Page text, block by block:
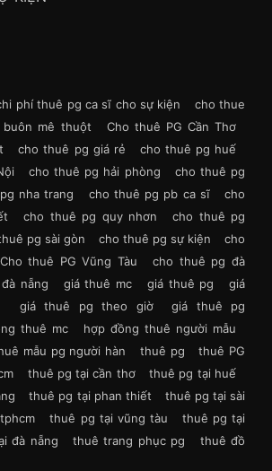
phí thuê pg ca sĩ cho sự kiện
cho thue
mê thuột
Cho thuê PG Cần Thơ
cho thuê pg giá rẻ
cho thuê pg huế
cho thuê pg hải phòng
cho thuê pg
nha trang cho thuê pg pb ca sĩ
cho
cho thuê pg quy nhơn
cho thuê pg
pg sài gòn cho thuê pg sự kiện
cho
Cho thuê PG Vũng Tàu
cho thuê pg đà
nẵng giá thuê mc giá thuê pg
giá
giá thuê pg theo giờ
giá thuê pg
thuê mc
hợp đồng thuê người mẫu
mẫu pg người hàn thuê pg
thuê PG
thuê pg tại cần thơ
thuê pg tại huế
thuê pg tại phan thiết
thuê pg tại sài
thuê pg tại vũng tàu
thuê pg tại
đà nẵng thuê trang phục pg
thuê đồ